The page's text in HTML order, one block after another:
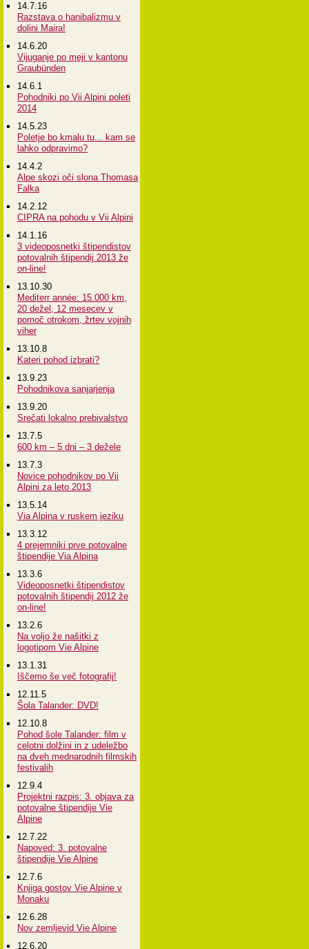
14.7.16
Razstava o hanibalizmu v
dolini Maira!
14.6.20
Vijuganje po meji v kantonu
Graubünden
14.6.1
Pohodniki po Vii Alpini poleti
2014
14.5.23
Poletje bo kmalu tu... kam se
lahko odpravimo?
14.4.2
Alpe skozi oči slona Thomasa
Falka
14.2.12
CIPRA na pohodu v Vii Alpini
14.1.16
3 videoposnetki štipendistov
potovalnih štipendij 2013 že
on-line!
13.10.30
Mediterr année: 15.000 km,
20 dežel, 12 mesecev v
pomoč otrokom, žrtev vojnih
viher
13.10.8
Kateri pohod izbrati?
13.9.23
Pohodnikova sanjarjenja
13.9.20
Srečati lokalno prebivalstvo
13.7.5
600 km – 5 dni – 3 dežele
13.7.3
Novice pohodnikov po Vii
Alpini za leto 2013
13.5.14
Via Alpina v ruskem jeziku
13.3.12
4 prejemniki prve potovalne
štipendije Via Alpina
13.3.6
Videoposnetki štipendistov
potovalnih štipendij 2012 že
on-line!
13.2.6
Na voljo že našitki z
logotipom Vie Alpine
13.1.31
Iščemo še več fotografij!
12.11.5
Šola Talander: DVD!
12.10.8
Pohod šole Talander: film v
celotni dolžini in z udeležbo
na dveh mednarodnih filmskih
festivalih
12.9.4
Projektni razpis: 3. objava za
potovalne štipendije Vie
Alpine
12.7.22
Napoved: 3. potovalne
štipendije Vie Alpine
12.7.6
Knjiga gostov Vie Alpine v
Monaku
12.6.28
Nov zemljevid Vie Alpine
12.6.20